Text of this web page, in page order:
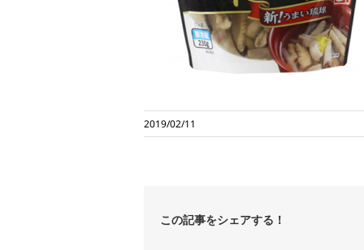
2019/02/11
この記事をシェアする！